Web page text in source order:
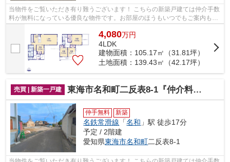
当物件をご覧いただき有り難うございます！ こちらの新築戸建ては仲介手数
料が無料になっている優良な物件です。お部屋のほうもいつでもご案内もさ
せて頂きますのでお気軽にお問合せ下...
4,080万円
4LDK
建物面積：105.17㎡（31.81坪）
土地面積：139.43㎡（42.17坪）
売買 | 新築一戸建 東海市名和町二反表8-1『仲介料無料』新築戸建て
仲手無料 新築
名鉄常滑線 「名和 」駅 徒歩17分
予定 / 2階建
愛知県東海市名和町二反表8-1